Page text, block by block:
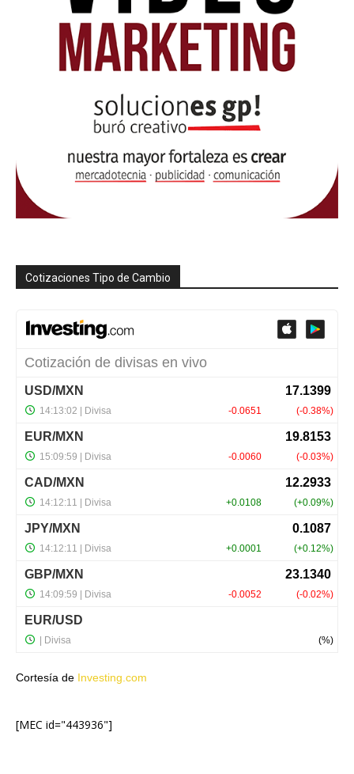
Cotizaciones Tipo de Cambio
Cortesía de Investing.com
[MEC id="443936"]